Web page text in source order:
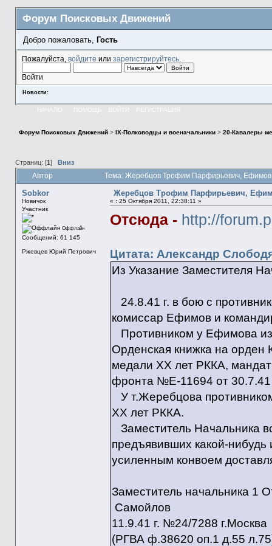
Форум Поисковых Движений
Добро пожаловать, Гость
Пожалуйста, войдите или зарегистрируйтесь.
Войти
Новости:
НАЧАЛО ПОМОЩЬ ВОЙТИ РЕГИСТРАЦИЯ
Форум Поисковых Движений> IX-Полководцы и военачальники> 20-Кавалеры
Страниц: [1 ] Вниз
Автор Тема: Жеребцов Трофим Парфирьевич,
Sobkor
Новичок
Участник
Оффлайн
Сообщений: 61 145
Ржевцев Юрий Петрович
Жеребцов Трофим Парфирьевич,
« :25 Октября 2011, 22:38:11 »
Отсюда - http://
Цитата: Александр
Из Указание Заместителя
24.8.41 г. в бою с
комиссар Ефимов и
Противником у Ефимова
Орденская книжка на орден
медали ХХ лет РККА,
фронта №Е-11694 от 30.7.41
У т.Жеребцова
ХХ лет РККА.
Заместитель Начальника
предъявивших какой-
усиленным конвоем
Заместитель
Самойлов
11.9.41 г. №24/7288 г.Москва
(РГВА ф.38620 оп.1 д.55